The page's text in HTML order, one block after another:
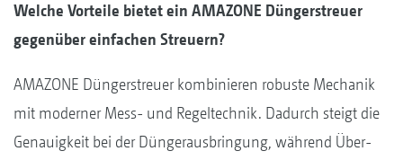
Welche Vorteile bietet ein AMAZONE Düngerstreuer
gegenüber einfachen Streuern?
AMAZONE Düngerstreuer kombinieren robuste Mechanik
mit moderner Mess- und Regeltechnik. Dadurch steigt die
Genauigkeit bei der Düngerausbringung, während Über-